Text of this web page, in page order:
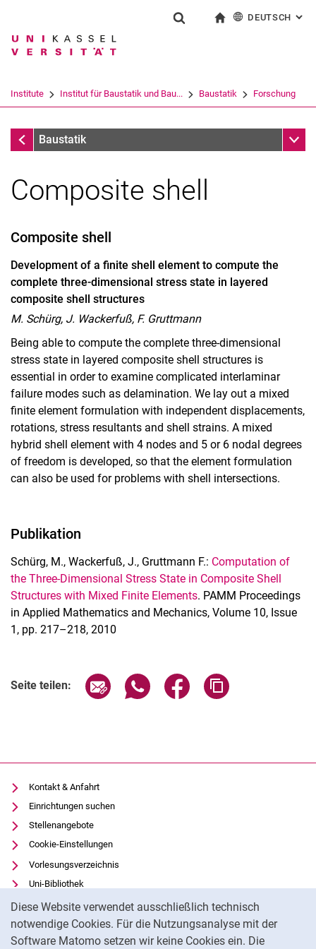
Springe direkt zu: Inhalt
Springe direkt zu: Suche
Springe direkt zu:
Diese Website verwendet ausschließlich technisch
notwendige Cookies. Für die Nutzungsanalyse mit der
Software Matomo setzen wir keine Cookies ein. Die
Suchbegriff
Suchen (öffnet externen Link in einem
DEUTSCH :
Institute Institut für Baustatik und Bau... Baustatik Forschung
Forschung
Baustatik
Composite shell
Composite shell
Development of a finite shell element to compute the
complete three-dimensional stress state in layered
composite shell structures
M. Schürg, J. Wackerfuß, F. Gruttmann
Being able to compute the complete three-dimensional
stress state in layered composite shell structures is
essential in order to examine complicated interlaminar
failure modes such as delamination. We lay out a mixed
finite element formulation with independent displacements,
rotations, stress resultants and shell strains. A mixed
hybrid shell element with 4 nodes and 5 or 6 nodal degrees
of freedom is developed, so that the element formulation
can also be used for problems with shell intersections.
Publikation
Schürg, M., Wackerfuß, J., Gruttmann F.: Computation of
the Three-Dimensional Stress State in Composite Shell
Structures with Mixed Finite Elements. PAMM Proceedings
in Applied Mathematics and Mechanics, Volume 10, Issue
1, pp. 217–218, 2010
Seite teilen: Seite über E-Mail teilen
Seite über WhatsApp teilen
Seite über Facebook
Kontakt & Anfahrt
Einrichtungen suchen
Stellenangebote
Cookie-Einstellungen
Vorlesungsverzeichnis
Uni-Bibliothek
Moodle
Panopto
Datenschutz